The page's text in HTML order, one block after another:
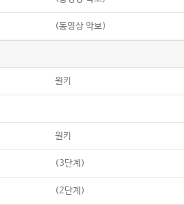
(동영상 악보)
원키
원키
(3단계)
(2단계)